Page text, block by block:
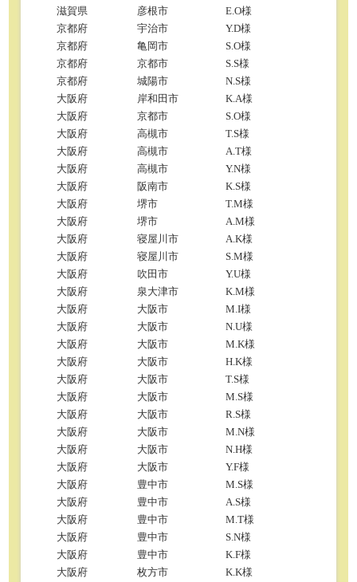
滋賀県
彦根市
E.O様
京都府
宇治市
Y.D様
京都府
亀岡市
S.O様
京都府
京都市
S.S様
京都府
城陽市
N.S様
大阪府
岸和田市
K.A様
大阪府
京都市
S.O様
大阪府
高槻市
T.S様
大阪府
高槻市
A.T様
大阪府
高槻市
Y.N様
大阪府
阪南市
K.S様
大阪府
堺市
T.M様
大阪府
堺市
A.M様
大阪府
寝屋川市
A.K様
大阪府
寝屋川市
S.M様
大阪府
吹田市
Y.U様
大阪府
泉大津市
K.M様
大阪府
大阪市
M.I様
大阪府
大阪市
N.U様
大阪府
大阪市
M.K様
大阪府
大阪市
H.K様
大阪府
大阪市
T.S様
大阪府
大阪市
M.S様
大阪府
大阪市
R.S様
大阪府
大阪市
M.N様
大阪府
大阪市
N.H様
大阪府
大阪市
Y.F様
大阪府
豊中市
M.S様
大阪府
豊中市
A.S様
大阪府
豊中市
M.T様
大阪府
豊中市
S.N様
大阪府
豊中市
K.F様
大阪府
枚方市 K.K様